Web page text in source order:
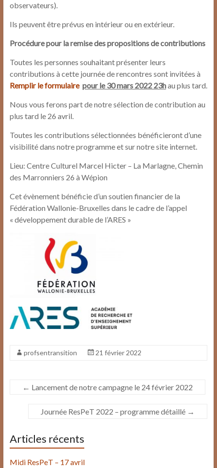
observateurs).
Ils peuvent être prévus en intérieur ou en extérieur.
Procédure pour la remise des propositions de contributions
Toutes les personnes souhaitant présenter leurs
contributions à cette journée de rencontres sont invitées à
Remplir le formulaire pour le 30 mars 2022 23hau plus tard.
Nous vous ferons part de notre sélection de contribution au
plus tard le 26 avril.
Toutes les contributions sélectionnées bénéficieront d’une
visibilité dans notre programme et sur notre site internet.
Lieu: Centre Culturel Marcel Hicter – La Marlagne, Chemin
des Marronniers 26 à Wépion
Cet évènement bénéficie d’un soutien financier de la
Fédération Wallonie-Bruxelles dans le cadre de l’appel
« développement durable de l’ARES »
profsentransition 21 février 2022
← Lancement de notre campagne le 24 février 2022
Journée ResPeT 2022 – programme détaillé →
Articles récents
Midi ResPeT – 17 avril